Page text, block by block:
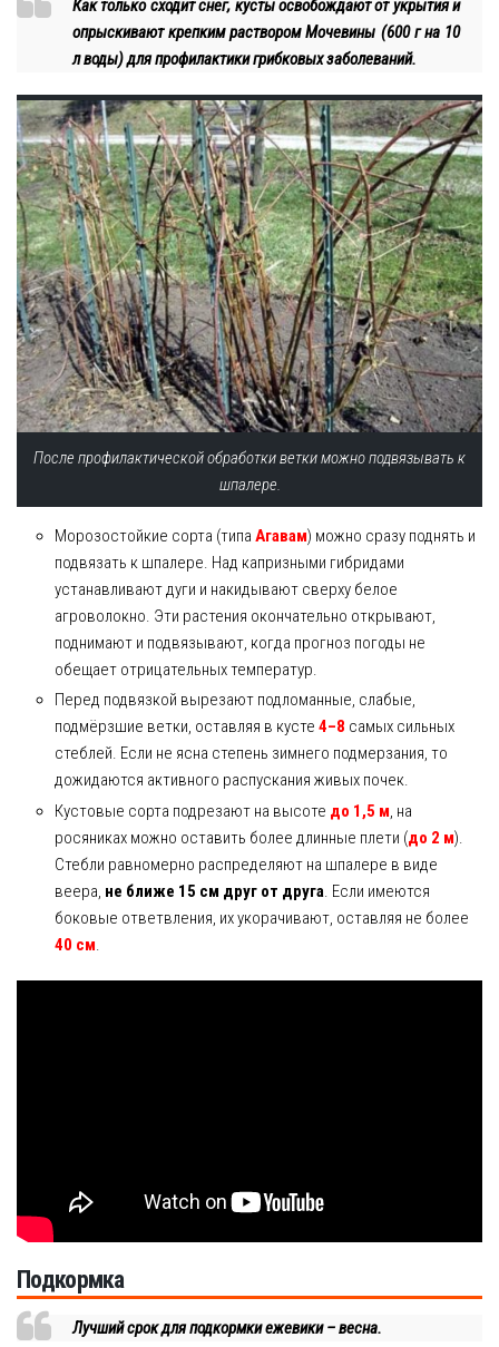
Как только сходит снег, кусты освобождают от укрытия и
опрыскивают крепким раствором Мочевины (600 г на 10
л воды) для профилактики грибковых заболеваний.
После профилактической обработки ветки можно подвязывать к
шпалере.
Морозостойкие сорта (типа Агавам) можно сразу поднять и
подвязать к шпалере. Над капризными гибридами
устанавливают дуги и накидывают сверху белое
агроволокно. Эти растения окончательно открывают,
поднимают и подвязывают, когда прогноз погоды не
обещает отрицательных температур.
Перед подвязкой вырезают подломанные, слабые,
подмёрзшие ветки, оставляя в кусте 4–8 самых сильных
стеблей. Если не ясна степень зимнего подмерзания, то
дожидаются активного распускания живых почек.
Кустовые сорта подрезают на высоте до 1,5 м, на
росяниках можно оставить более длинные плети (до 2 м).
Стебли равномерно распределяют на шпалере в виде
веера, не ближе 15 см друг от друга. Если имеются
боковые ответвления, их укорачивают, оставляя не более
40 см.
Подкормка
Лучший срок для подкормки ежевики – весна.